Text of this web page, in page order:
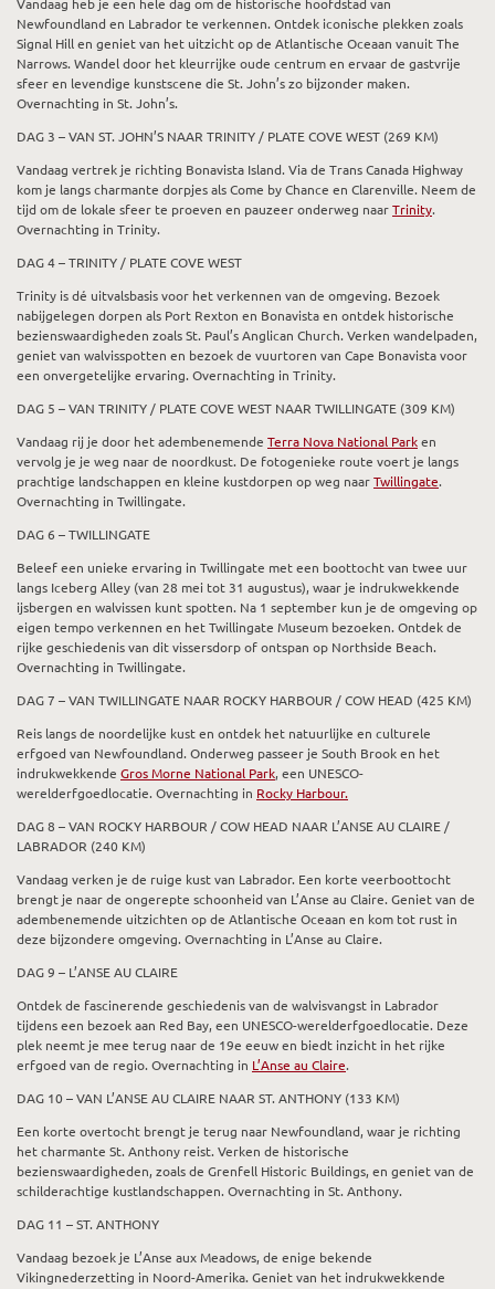
Vandaag heb je een hele dag om de historische hoofdstad van
Newfoundland en Labrador te verkennen. Ontdek iconische plekken zoals
Signal Hill en geniet van het uitzicht op de Atlantische Oceaan vanuit The
Narrows. Wandel door het kleurrijke oude centrum en ervaar de gastvrije
sfeer en levendige kunstscene die St. John’s zo bijzonder maken.
Overnachting in St. John’s.
DAG 3 – VAN ST. JOHN’S NAAR TRINITY / PLATE COVE WEST (269 KM)
Vandaag vertrek je richting Bonavista Island. Via de Trans Canada Highway
kom je langs charmante dorpjes als Come by Chance en Clarenville. Neem de
tijd om de lokale sfeer te proeven en pauzeer onderweg naarTrinity.
Overnachting in Trinity.
DAG 4 – TRINITY / PLATE COVE WEST
Trinity is dé uitvalsbasis voor het verkennen van de omgeving. Bezoek
nabijgelegen dorpen als Port Rexton en Bonavista en ontdek historische
bezienswaardigheden zoals St. Paul’s Anglican Church. Verken wandelpaden,
geniet van walvisspotten en bezoek de vuurtoren van Cape Bonavista voor
een onvergetelijke ervaring. Overnachting in Trinity.
DAG 5 – VAN TRINITY / PLATE COVE WEST NAAR TWILLINGATE (309 KM)
Vandaag rij je door het adembenemende Terra Nova National Parken
vervolg je je weg naar de noordkust. De fotogenieke route voert je langs
prachtige landschappen en kleine kustdorpen op weg naarTwillingate.
Overnachting in Twillingate.
DAG 6 – TWILLINGATE
Beleef een unieke ervaring in Twillingate met een boottocht van twee uur
langs Iceberg Alley (van 28 mei tot 31 augustus), waar je indrukwekkende
ijsbergen en walvissen kunt spotten. Na 1 september kun je de omgeving op
eigen tempo verkennen en het Twillingate Museum bezoeken. Ontdek de
rijke geschiedenis van dit vissersdorp of ontspan op Northside Beach.
Overnachting in Twillingate.
DAG 7 – VAN TWILLINGATE NAAR ROCKY HARBOUR / COW HEAD (425 KM)
Reis langs de noordelijke kust en ontdek het natuurlijke en culturele
erfgoed van Newfoundland. Onderweg passeer je South Brook en het
indrukwekkende Gros Morne National Park, een UNESCO-
werelderfgoedlocatie. Overnachting in Rocky Harbour.
DAG 8 – VAN ROCKY HARBOUR / COW HEAD NAAR L’ANSE AU CLAIRE /
LABRADOR (240 KM)
Vandaag verken je de ruige kust van Labrador. Een korte veerboottocht
brengt je naar de ongerepte schoonheid van L’Anse au Claire. Geniet van de
adembenemende uitzichten op de Atlantische Oceaan en kom tot rust in
deze bijzondere omgeving. Overnachting in L’Anse au Claire.
DAG 9 – L’ANSE AU CLAIRE
Ontdek de fascinerende geschiedenis van de walvisvangst in Labrador
tijdens een bezoek aan Red Bay, een UNESCO-werelderfgoedlocatie. Deze
plek neemt je mee terug naar de 19e eeuw en biedt inzicht in het rijke
erfgoed van de regio. Overnachting in L’Anse au Claire.
DAG 10 – VAN L’ANSE AU CLAIRE NAAR ST. ANTHONY (133 KM)
Een korte overtocht brengt je terug naar Newfoundland, waar je richting
het charmante St. Anthony reist. Verken de historische
bezienswaardigheden, zoals de Grenfell Historic Buildings, en geniet van de
schilderachtige kustlandschappen. Overnachting in St. Anthony.
DAG 11 – ST. ANTHONY
Vandaag bezoek je L’Anse aux Meadows, de enige bekende
Vikingnederzetting in Noord-Amerika. Geniet van het indrukwekkende